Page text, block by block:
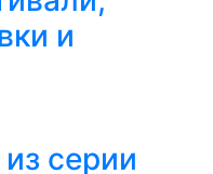
и
серии